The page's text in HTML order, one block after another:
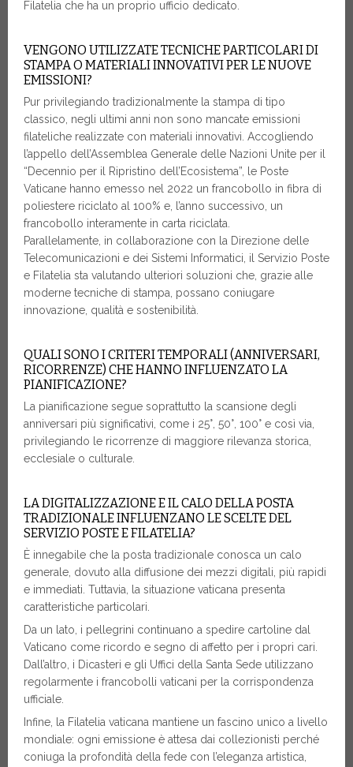
Filatelia che ha un proprio ufficio dedicato.
VENGONO UTILIZZATE TECNICHE PARTICOLARI DI
STAMPA O MATERIALI INNOVATIVI PER LE NUOVE
EMISSIONI?
Pur privilegiando tradizionalmente la stampa di tipo
classico, negli ultimi anni non sono mancate emissioni
filateliche realizzate con materiali innovativi. Accogliendo
l’appello dell’Assemblea Generale delle Nazioni Unite per il
“Decennio per il Ripristino dell’Ecosistema”, le Poste
Vaticane hanno emesso nel 2022 un francobollo in fibra di
poliestere riciclato al 100% e, l’anno successivo, un
francobollo interamente in carta riciclata.
Parallelamente, in collaborazione con la Direzione delle
Telecomunicazioni e dei Sistemi Informatici, il Servizio Poste
e Filatelia sta valutando ulteriori soluzioni che, grazie alle
moderne tecniche di stampa, possano coniugare
innovazione, qualità e sostenibilità.
QUALI SONO I CRITERI TEMPORALI (ANNIVERSARI,
RICORRENZE) CHE HANNO INFLUENZATO LA
PIANIFICAZIONE?
La pianificazione segue soprattutto la scansione degli
anniversari più significativi, come i 25°, 50°, 100° e così via,
privilegiando le ricorrenze di maggiore rilevanza storica,
ecclesiale o culturale.
LA DIGITALIZZAZIONE E IL CALO DELLA POSTA
TRADIZIONALE INFLUENZANO LE SCELTE DEL
SERVIZIO POSTE E FILATELIA?
È innegabile che la posta tradizionale conosca un calo
generale, dovuto alla diffusione dei mezzi digitali, più rapidi
e immediati. Tuttavia, la situazione vaticana presenta
caratteristiche particolari.
Da un lato, i pellegrini continuano a spedire cartoline dal
Vaticano come ricordo e segno di affetto per i propri cari.
Dall’altro, i Dicasteri e gli Uffici della Santa Sede utilizzano
regolarmente i francobolli vaticani per la corrispondenza
ufficiale.
Infine, la Filatelia vaticana mantiene un fascino unico a livello
mondiale: ogni emissione è attesa dai collezionisti perché
coniuga la profondità della fede con l’eleganza artistica,